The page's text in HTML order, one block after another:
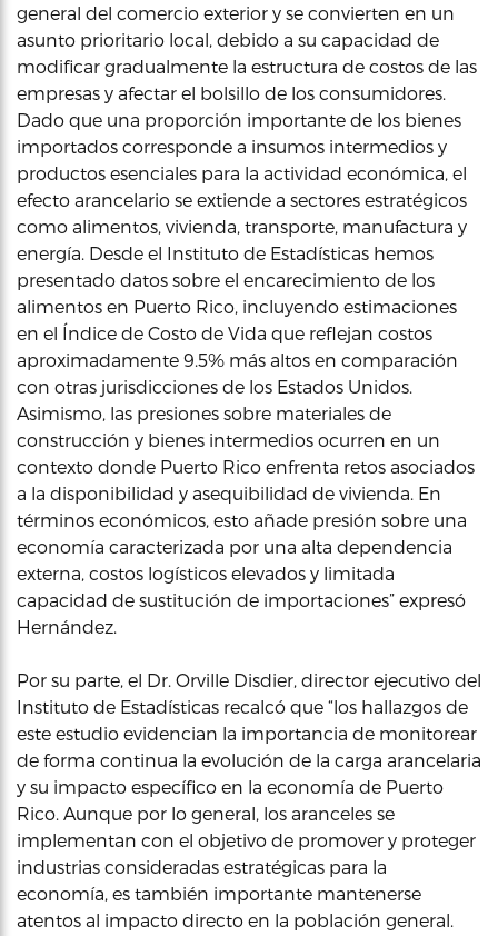
general del comercio exterior y se convierten en un
asunto prioritario local, debido a su capacidad de
modificar gradualmente la estructura de costos de las
empresas y afectar el bolsillo de los consumidores.
Dado que una proporción importante de los bienes
importados corresponde a insumos intermedios y
productos esenciales para la actividad económica, el
efecto arancelario se extiende a sectores estratégicos
como alimentos, vivienda, transporte, manufactura y
energía. Desde el Instituto de Estadísticas hemos
presentado datos sobre el encarecimiento de los
alimentos en Puerto Rico, incluyendo estimaciones
en el Índice de Costo de Vida que reflejan costos
aproximadamente 9.5% más altos en comparación
con otras jurisdicciones de los Estados Unidos.
Asimismo, las presiones sobre materiales de
construcción y bienes intermedios ocurren en un
contexto donde Puerto Rico enfrenta retos asociados
a la disponibilidad y asequibilidad de vivienda. En
términos económicos, esto añade presión sobre una
economía caracterizada por una alta dependencia
externa, costos logísticos elevados y limitada
capacidad de sustitución de importaciones” expresó
Hernández.
Por su parte, el Dr. Orville Disdier, director ejecutivo del
Instituto de Estadísticas recalcó que “los hallazgos de
este estudio evidencian la importancia de monitorear
de forma continua la evolución de la carga arancelaria
y su impacto específico en la economía de Puerto
Rico. Aunque por lo general, los aranceles se
implementan con el objetivo de promover y proteger
industrias consideradas estratégicas para la
economía, es también importante mantenerse
atentos al impacto directo en la población general.